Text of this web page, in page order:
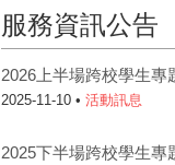
服務資訊公告
2026上半場跨校學生專
2025-11-10 • 活動訊息
2025下半場跨校學生專